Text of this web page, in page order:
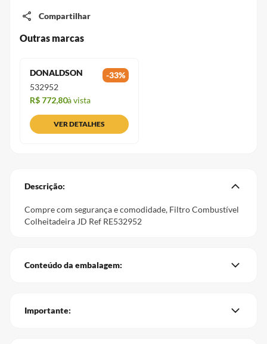
Compartilhar
Outras marcas
DONALDSON -33%
532952
R$ 772,80à vista
VER DETALHES
Descrição:
Compre com segurança e comodidade, Filtro Combustível
Colheitadeira JD Ref RE532952
Conteúdo da embalagem:
Importante: